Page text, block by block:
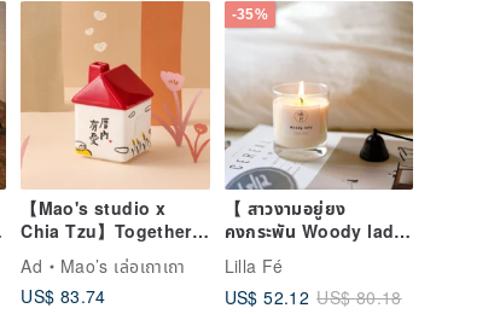
【Mao's studio x
Chia Tzu】Together
at Home Single
House Gift Box Set
Ad
Mao’s เล่อเถาเถา
US$ 83.74
-35%
【 สาวงามอยู่ยง
คงกระพัน Woody lady
】Scent candle
Lilla Fé
US$ 52.12 US$ 80.18